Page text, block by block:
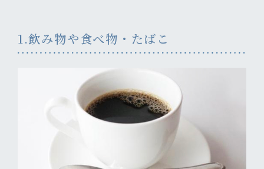
1.飲み物や食べ物・たばこ